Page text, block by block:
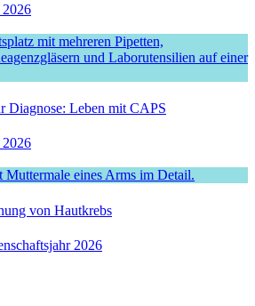
2026
Diagnose: Leben mit CAPS
2026
von Hautkrebs
2026